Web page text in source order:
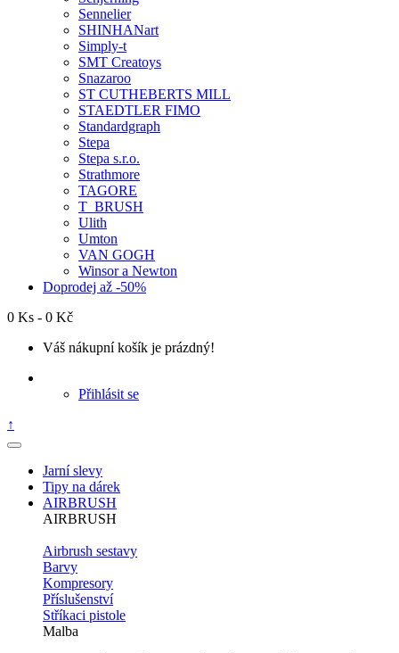
Sennelier
SHINHANart
Simply-t
SMT Creatoys
Snazaroo
ST CUTHEBERTS MILL
STAEDTLER FIMO
Standardgraph
Stepa
Stepa s.r.o.
Strathmore
TAGORE
T_BRUSH
Ulith
Umton
VAN GOGH
Winsor a Newton
Doprodej až -50%
0 Ks - 0 Kč
Váš nákupní košík je prázdný!
Přihlásit se
↑
Jarní slevy
Tipy na dárek
AIRBRUSH
AIRBRUSH
Airbrush sestavy
Barvy
Kompresory
Příslušenství
Stříkaci pistole
Malba